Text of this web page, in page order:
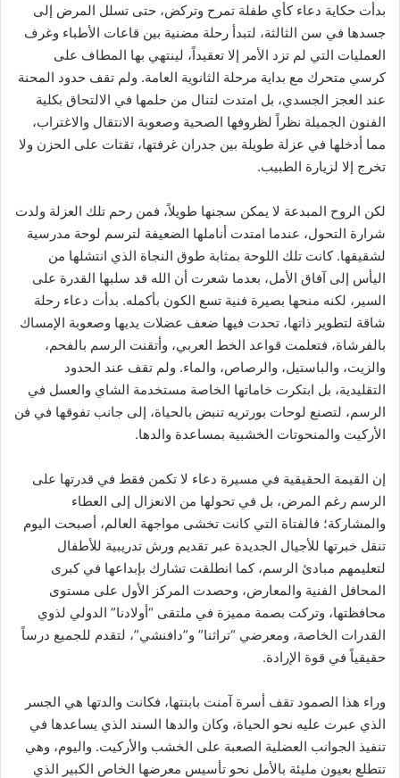
بدأت حكاية دعاء كأي طفلة تمرح وتركض، حتى تسلل المرض إلى
جسدها في سن الثالثة، لتبدأ رحلة مضنية بين قاعات الأطباء وغرف
العمليات التي لم تزد الأمر إلا تعقيداً، لينتهي بها المطاف على
كرسي متحرك مع بداية مرحلة الثانوية العامة. ولم تقف حدود المحنة
عند العجز الجسدي، بل امتدت لتنال من حلمها في الالتحاق بكلية
الفنون الجميلة نظراً لظروفها الصحية وصعوبة الانتقال والاغتراب،
مما أدخلها في عزلة طويلة بين جدران غرفتها، تقتات على الحزن ولا
تخرج إلا لزيارة الطبيب.
لكن الروح المبدعة لا يمكن سجنها طويلاً، فمن رحم تلك العزلة ولدت
شرارة التحول، عندما امتدت أناملها الضعيفة لترسم لوحة مدرسية
لشقيقها. كانت تلك اللوحة بمثابة طوق النجاة الذي انتشلها من
اليأس إلى آفاق الأمل، بعدما شعرت أن الله قد سلبها القدرة على
السير، لكنه منحها بصيرة فنية تسع الكون بأكمله. بدأت دعاء رحلة
شاقة لتطوير ذاتها، تحدت فيها ضعف عضلات يديها وصعوبة الإمساك
بالفرشاة، فتعلمت قواعد الخط العربي، وأتقنت الرسم بالفحم،
والزيت، والباستيل، والرصاص، والماء. ولم تقف عند الحدود
التقليدية، بل ابتكرت خاماتها الخاصة مستخدمة الشاي والعسل في
الرسم، لتصنع لوحات بورتريه تنبض بالحياة، إلى جانب تفوقها في فن
الأركيت والمنحوتات الخشبية بمساعدة والدها.
إن القيمة الحقيقية في مسيرة دعاء لا تكمن فقط في قدرتها على
الرسم رغم المرض، بل في تحولها من الانعزال إلى العطاء
والمشاركة؛ فالفتاة التي كانت تخشى مواجهة العالم، أصبحت اليوم
تنقل خبرتها للأجيال الجديدة عبر تقديم ورش تدريبية للأطفال
لتعليمهم مبادئ الرسم، كما انطلقت تشارك بإبداعها في كبرى
المحافل الفنية والمعارض، وحصدت المركز الأول على مستوى
محافظتها، وتركت بصمة مميزة في ملتقى “أولادنا” الدولي لذوي
القدرات الخاصة، ومعرضي “تراثنا” و”دافنشي”، لتقدم للجميع درساً
حقيقياً في قوة الإرادة.
وراء هذا الصمود تقف أسرة آمنت بابنتها، فكانت والدتها هي الجسر
الذي عبرت عليه نحو الحياة، وكان والدها السند الذي يساعدها في
تنفيذ الجوانب العضلية الصعبة على الخشب والأركيت. واليوم، وهي
تتطلع بعيون مليئة بالأمل نحو تأسيس معرضها الخاص الكبير الذي